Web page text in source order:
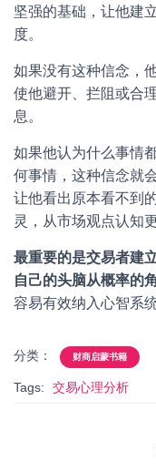
坚强的基础，让他建
度。
如果没有这种信念，
使他避开、拦阻或合
息。
如果他认为什么事情
何事情，这种信念就
让他看出原本看不到
灵，从市场观点认知
最重要的是交易者建
自己的头脑从概率的角
容易有效纳入心智系
分类： 财商启蒙书籍
Tags: 交易心理分析